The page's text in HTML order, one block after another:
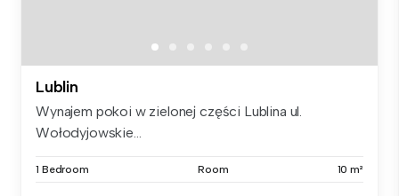
Lublin
Wynajem pokoi w zielonej części Lublina ul.
Wołodyjowskie...
1 Bedroom Room 10 m²